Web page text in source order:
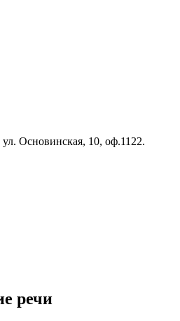
ул. Основинская, 10, оф.1122.
речи